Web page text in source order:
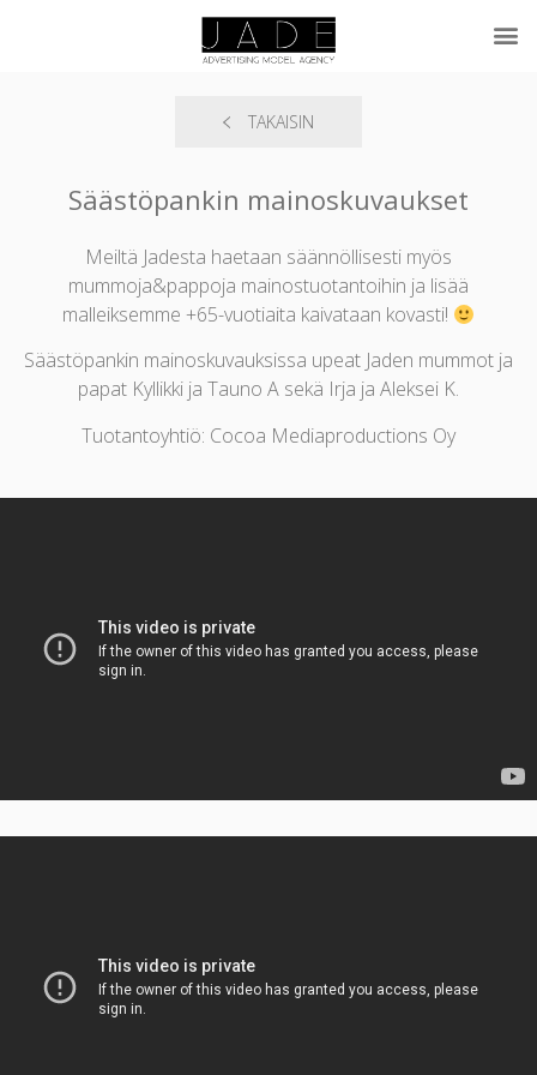
TAKAISIN
Säästöpankin mainoskuvaukset
Meiltä Jadesta haetaan säännöllisesti myös
mummoja&pappoja mainostuotantoihin ja lisää
malleiksemme +65-vuotiaita kaivataan kovasti!
Säästöpankin mainoskuvauksissa upeat Jaden mummot ja
papat Kyllikki ja Tauno A sekä Irja ja Aleksei K.
Tuotantoyhtiö: Cocoa Mediaproductions Oy